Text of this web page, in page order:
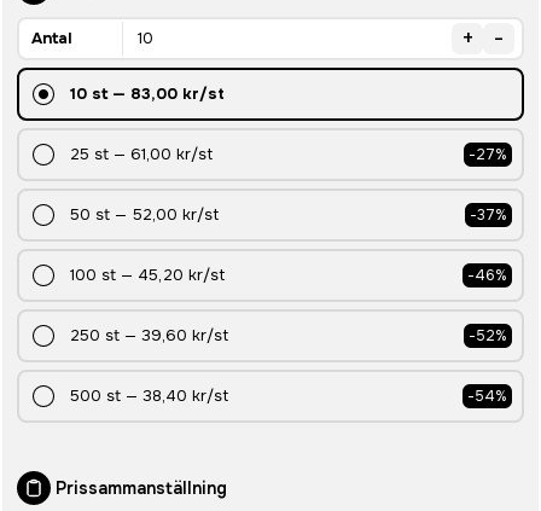
Antal + -
10 st— 83,00 kr/st
25 st — 61,00 kr/st -27%
50 st — 52,00 kr/st -37%
100 st — 45,20 kr/st -46%
250 st — 39,60 kr/st -52%
500 st — 38,40 kr/st -54%
Prissammanställning